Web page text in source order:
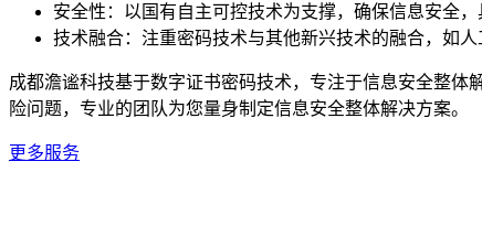
安全性：以国有自主可控技术为支撑，确保信息安全，
技术融合：注重密码技术与其他新兴技术的融合，如
成都澹谧科技基于数字证书密码技术，专注于信息安全整
险问题，专业的团队为您量身制定信息安全整体解决方案。
更多服务